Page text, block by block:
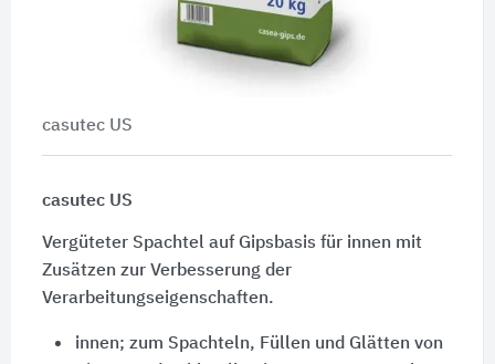
casutec US
casutec US
Vergüteter Spachtel auf Gipsbasis für innen mit
Zusätzen zur Verbesserung der
Verarbeitungseigenschaften.
innen; zum Spachteln, Füllen und Glätten von